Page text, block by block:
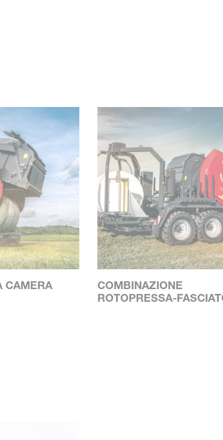
CAMERA
COMBINAZIONE
ROTOPRESSA-